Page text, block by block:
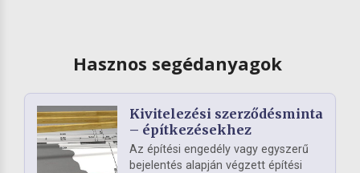
Hasznos segédanyagok
Kivitelezési szerződésminta
– építkezésekhez
Az építési engedély vagy egyszerű
bejelentés alapján végzett építési